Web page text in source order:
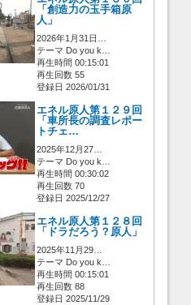
「創造力の玉手箱原
人」
2026年1月31日…
テーマ Do you k…
再生時間 00:15:01
再生回数 55
登録日 2026/01/31
エネル原人第１２９回
「車所長の調査レポー
トチェ…
2025年12月27…
テーマ Do you k…
再生時間 00:30:02
再生回数 70
登録日 2025/12/27
エネル原人第１２８回
「ドラだろう？原人」
2025年11月29…
テーマ Do you k…
再生時間 00:15:01
再生回数 88
登録日 2025/11/29